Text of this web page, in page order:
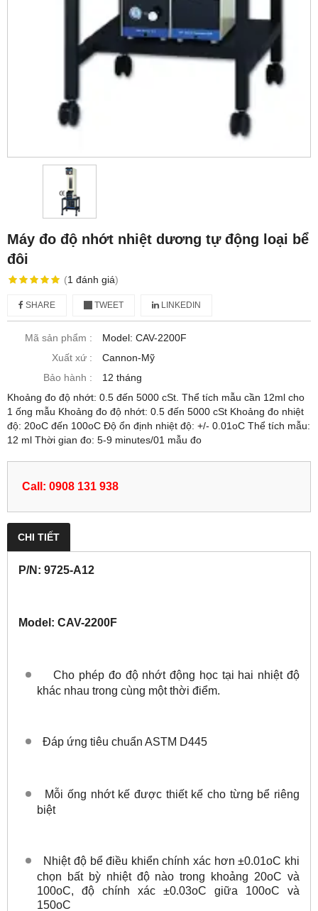
Máy đo độ nhớt nhiệt dương tự động loại bể
đôi
(1 đánh giá)
SHARE TWEET LINKEDIN
Mã sản phẩm :
Model: CAV-2200F
Xuất xứ :
Cannon-Mỹ
Bảo hành :
12 tháng
Khoảng đo độ nhớt: 0.5 đến 5000 cSt. Thể tích mẫu cần 12ml cho
1 ống mẫu Khoảng đo độ nhớt: 0.5 đến 5000 cSt Khoảng đo nhiệt
độ: 20oC đến 100oC Độ ổn định nhiệt độ: +/- 0.01oC Thể tích mẫu:
12 ml Thời gian đo: 5-9 minutes/01 mẫu đo
Call: 0908 131 938
CHI TIẾT
P/N: 9725-A12
Model: CAV-2200F
Cho phép đo độ nhớt động học tại hai nhiệt độ
khác nhau trong cùng một thời điểm.
Đáp ứng tiêu chuẩn ASTM D445
Mỗi ống nhớt kế được thiết kế cho từng bể riêng
biệt
Nhiệt độ bể điều khiển chính xác hơn ±0.01oC khi
chọn bất bỳ nhiệt độ nào trong khoảng 20oC và
100oC, độ chính xác ±0.03oC giữa 100oC và
150oC